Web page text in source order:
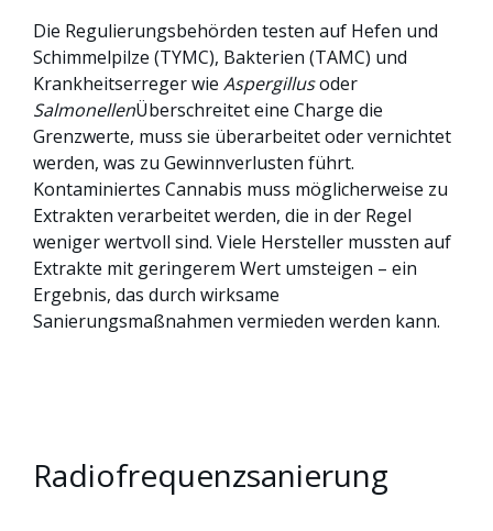
Die Regulierungsbehörden testen auf Hefen und
Schimmelpilze (TYMC), Bakterien (TAMC) und
Krankheitserreger wie Aspergillusoder
SalmonellenÜberschreitet eine Charge die
Grenzwerte, muss sie überarbeitet oder vernichtet
werden, was zu Gewinnverlusten führt.
Kontaminiertes Cannabis muss möglicherweise zu
Extrakten verarbeitet werden, die in der Regel
weniger wertvoll sind. Viele Hersteller mussten auf
Extrakte mit geringerem Wert umsteigen – ein
Ergebnis, das durch wirksame
Sanierungsmaßnahmen vermieden werden kann.
Radiofrequenzsanierung